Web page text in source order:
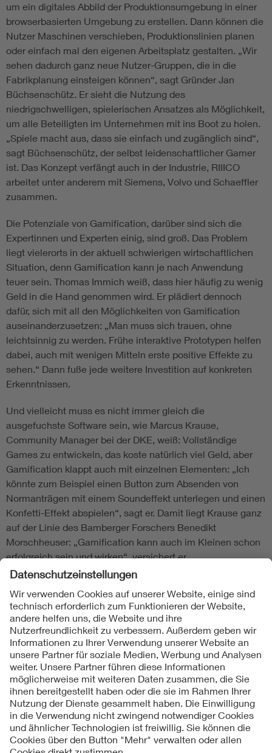
um ein digitales Abbild der Produktionsumgebung in einer
browserbasierten Umgebung zu erstellen. Dann können die
Nutzer Maschinen verschieben, Produktionslinien planen
oder einfach mal den eigenen Arbeitsplatz gestalten. „Wir
sehen dadurch ganz neue Nutzer-Gruppen, die in die
Fabrikplanung einsteigen können“, sagt Gründer Jan
Büchsenschütz. Er sieht die Nutzung des
niedrigschwelligen, spielerischen Ansatzes als Möglichkeit,
um alle Beteiligten im Unternehmen mit ins Boot zu holen.
„Spiele macht aus, dass sie einfach und zugänglich sind“,
sagt Büchsenschütz, der selbst leidenschaftlicher Gamer
ist. Das Konzept verfängt auch in der Industrie, RIIICO
arbeitet unter anderem mit Siemens, Volvo und Schaeffler
zusammen.
Die Potenziale von Gamification, darüber sind sich die
Expertinnen und Experten einig, sind groß. Das Problem
liegt vielerorts in der aktuell schwierigen wirtschaftlichen
Situation, denn Gamification kann je nach Anwendung
teuer sein. Thomas Immich weiß, dass hier häufig zu wenig
Geld in die Hand genommen wird. Er plädiert dennoch
dafür, sich mit all den Möglichkeiten von Gamification
auseinanderzusetzen: „Man muss sich trauen, ohne
leichtsinnig zu werden. Frühe interaktive Prototypen helfen
dabei, auch mit wenigen Mitteln erste positive Effekte zu
sehen.“ Dann fuße jede weitere Investition auf konkreten
Erkenntnissen.
Und vielleicht muss es nicht immer gleich die
ausgefuchste Software sein, wie Marcus Krause,
Community Manager bei der DKE, weiß: Vollständige
Games zu entwickeln, das koste natürlich viel Geld, aber
Gamification klappt auch mit einzelnen Elementen: „Ich
könnte zum Beispiel einen Button zum Absenden von
Normanträgen mit einem Soundeffekt unterlegen und einen
Konfetti-Effekt abspielen“, sagt er. Damit liegt Krause ganz
auf der Linie des Bamberger Forschers Benedikt
Morschheuser: „Gamification kann auch im Kleinen schon
erfolgreich sein und wirken“, versichert er.
Folgen Sie uns
Kontakte
Service